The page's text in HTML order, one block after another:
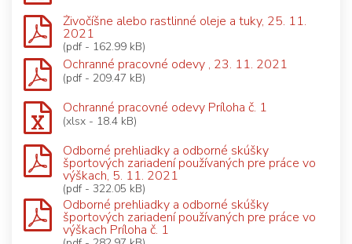
Živočíšne alebo rastlinné oleje a tuky, 25. 11.
2021
(pdf - 162.99 kB)
Ochranné pracovné odevy , 23. 11. 2021
(pdf - 209.47 kB)
Ochranné pracovné odevy Príloha č. 1
(xlsx - 18.4 kB)
Odborné prehliadky a odborné skúšky
športových zariadení používaných pre práce vo
výškach, 5. 11. 2021
(pdf - 322.05 kB)
Odborné prehliadky a odborné skúšky
športových zariadení používaných pre práce vo
výškach Príloha č. 1